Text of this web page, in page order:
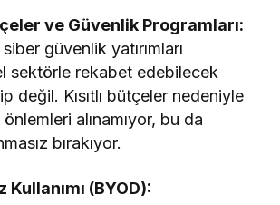
ve Güvenlik Programları:
güvenlik yatırımları
sektörle rekabet edebilecek
değil. Kısıtlı bütçeler nedeniyle
alınamıyor, bu da
bırakıyor.
(BYOD):